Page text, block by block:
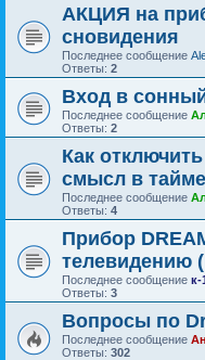
АКЦИЯ на
сновидения
Последнее сообщение
Ответы: 2
Вход в
Последнее сообщение
Ответы: 2
Как
смысл в
Последнее сообщение
Ответы: 4
Прибор
телевидению
Последнее сообщение к-
Ответы: 3
Вопросы по
Последнее сообщение
Ответы: 302